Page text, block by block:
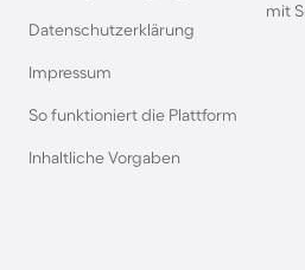
Chalets und Hütten in
Datenschutzerklärung
Impressum
So funktioniert die Plattform
Inhaltliche Vorgaben
mit